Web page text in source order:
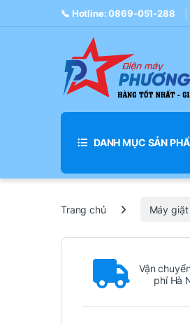
Skip to navigation
Skip to content📞 Hotline: 0869-051-288
DANH MỤC SẢN
Trang chủ Máy giặt
Vận
phí Hà